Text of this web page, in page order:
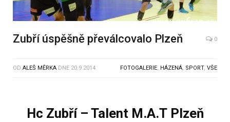
Zubří úspěšně převálcovalo Plzeň 0
OD ALEŠ MĚRKA DNE 20.9.2014 FOTOGALERIE, HÁZENÁ, SPORT, VŠE
Hc Zubří – Talent M.A.T Plzeň